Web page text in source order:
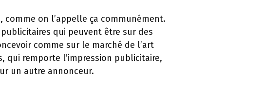
comme on l’appelle ça communément.
qui peuvent être sur des
comme sur le marché de l’art
qui remporte l’impression publicitaire,
un autre annonceur.